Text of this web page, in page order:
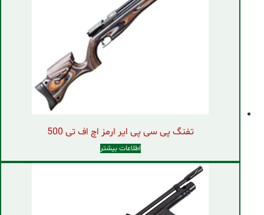
تفنگ پی سی پی ایر ارمز اچ اف تی 500
اطلاعات بیشتر